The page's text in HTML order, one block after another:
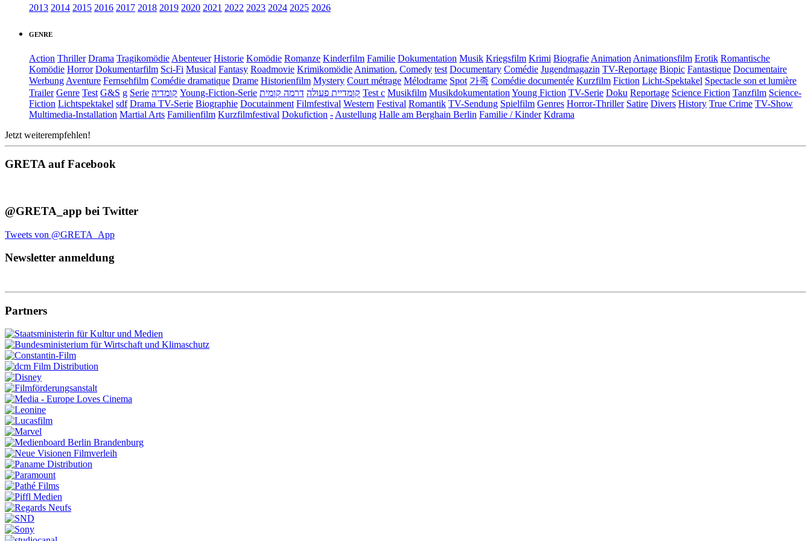
2013 2014 2015 2016 2017 2018 2019 2020 2021 2022 2023 2024 2025 2026
GENRE
Action Thriller Drama Tragikomödie Abenteuer Historie Komödie Romanze Kinderfilm Familie Dokumentation Musik Kriegsfilm Krimi Biografie Animation Animationsfilm Erotik Romantische
Komödie Horror Dokumentarfilm Sci-Fi Musical Fantasy Roadmovie Krimikomödie Animation. Comedy test Documentary Comédie Jugendmagazin TV-Reportage Biopic Fantastique Documentaire
Werbung Aventure Fernsehfilm Comédie dramatique Drame Historienfilm Mystery Court métrage Mélodrame Spot 가족 Comédie documentée Kurzfilm Fiction Licht-Spektakel Spectacle son et lumière
Trailer Genre Test G&S g Serie קומדיה Young-Fiction-Serie קומדיית פעולה דרמה קומית Test c Musikfilm Musikdokumentation Young Fiction TV-Serie Doku Reportage Science Fiction Tanzfilm Science-
Fiction Lichtspektakel sdf Drama TV-Serie Biographie Docutainment Filmfestival Western Festival Romantik TV-Sendung Spielfilm Genres Horror-Thriller Satire Divers History True Crime TV-Show
Multimedia-Installation Martial Arts Familienfilm Kurzfilmfestival Dokufiction - Austellung Halle am Berghain Berlin Familie / Kinder Kdrama
Jetzt weiterempfehlen!
GRETA auf Facebook
@GRETA_app bei Twitter
Tweets von @GRETA_App
Newsletter anmeldung
Partners